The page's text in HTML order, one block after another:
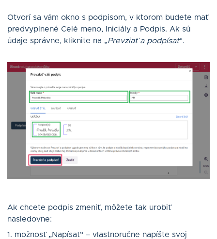
Otvorí sa vám okno s podpisom, v ktorom budete mať
predvyplnené Celé meno, Iniciály a Podpis. Ak sú
údaje správne, kliknite na „Prevziať a podpísať“.
Ak chcete podpis zmeniť, môžete tak urobiť
nasledovne:
1. možnosť „Napísať“ – vlastnoručne napíšte svoj